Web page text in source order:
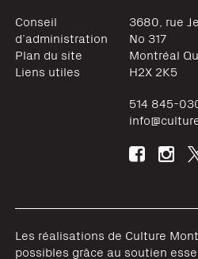
Conseil
d’administration
Plan du site
Liens utiles
3680, rue
No 317
Montréal
H2X 2K5
514 845-
Les réalisations de Culture
possibles grâce au soutien